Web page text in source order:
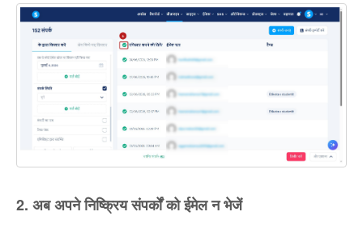
2. अब अपने निष्क्रिय संपर्कों को ईमेल न भेजें